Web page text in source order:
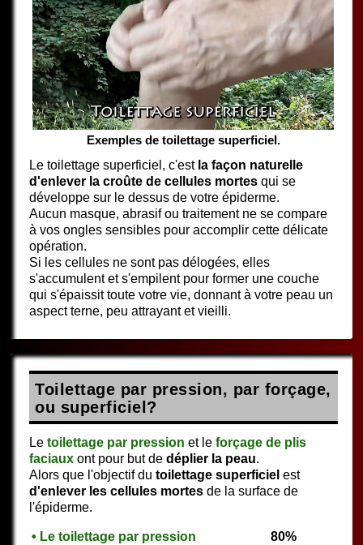
Exemples de toilettage superficiel.
Le toilettage superficiel, c'est la façon naturelle
d'enlever la croûte de cellules mortes qui se
développe sur le dessus de votre épiderme.
Aucun masque, abrasif ou traitement ne se compare
à vos ongles sensibles pour accomplir cette délicate
opération.
Si les cellules ne sont pas délogées, elles
s'accumulent et s'empilent pour former une couche
qui s'épaissit toute votre vie, donnant à votre peau un
aspect terne, peu attrayant et vieilli.
Toilettage par pression, par forçage,
ou superficiel?
Letoilettage par pression et leforçage de plis
faciaux ont pour but dedéplier la peau.
Alors que l'objectif dutoilettage superficiel est
d'enlever les cellules mortes de la surface de
l'épiderme.
• Le toilettage par pression
80%